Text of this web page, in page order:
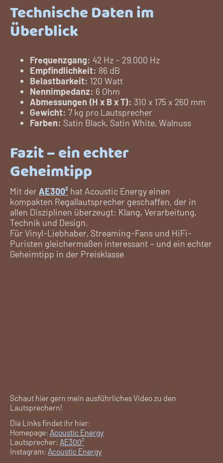
Technische Daten im
Überblick
Frequenzgang: 42 Hz – 29.000 Hz
Empfindlichkeit: 86 dB
Belastbarkeit: 120 Watt
Nennimpedanz: 6 Ohm
Abmessungen (H x B x T): 310 x 175 x 260 mm
Gewicht: 7 kg pro Lautsprecher
Farben: Satin Black, Satin White, Walnuss
Fazit – ein echter
Geheimtipp
Mit der AE300² hat Acoustic Energy einen
kompakten Regallautsprecher geschaffen, der in
allen Disziplinen überzeugt: Klang, Verarbeitung,
Technik und Design.
Für Vinyl-Liebhaber, Streaming-Fans und HiFi-
Puristen gleichermaßen interessant – und ein echter
Geheimtipp in der Preisklasse
Schaut hier gern mein ausführliches Video zu den
Lautsprechern!
Die Links findet ihr hier:
Homepage: Acoustic Energy
Lautsprecher: AE300²
Instagram: Acoustic Energy